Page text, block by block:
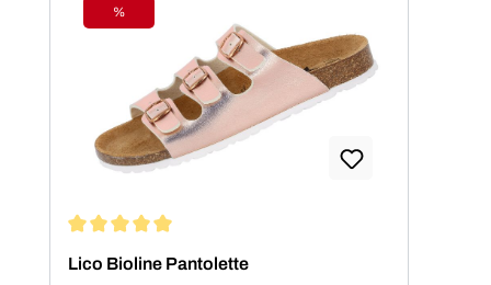
Rabatt
%
Lico Bioline Pantolette